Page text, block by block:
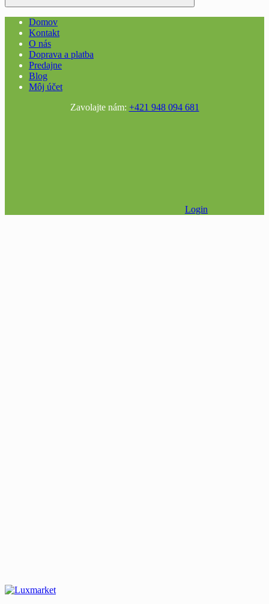
Domov
Kontakt
O nás
Doprava a platba
Predajne
Blog
Môj účet
Zavolajte nám: +421 948 094 681
Login